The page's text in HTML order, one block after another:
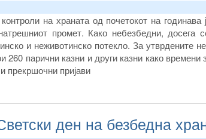
на храната од почетокот на годинава
промет. Како небезбедни, досега
и неживотинско потекло. За утврдените
260 парични казни и други казни како
прекршочни пријави
ден на безбедна